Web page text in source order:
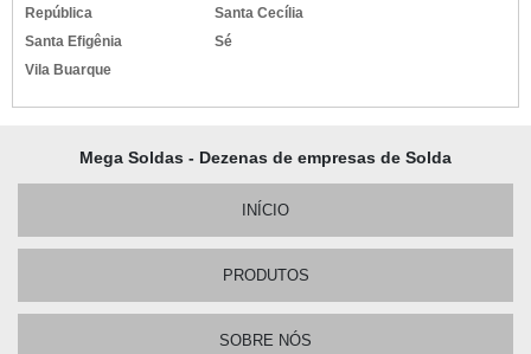
República
Santa Cecília
Santa Efigênia
Sé
Vila Buarque
Mega Soldas - Dezenas de empresas de Solda
INÍCIO
PRODUTOS
SOBRE NÓS